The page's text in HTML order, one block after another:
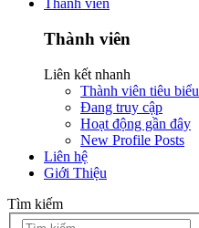
Thành viên
Thành viên
Liên kết nhanh
Thành viên tiêu biểu
Đang truy cập
Hoạt động gần đây
New Profile Posts
Liên hệ
Giới Thiệu
Tìm kiếm